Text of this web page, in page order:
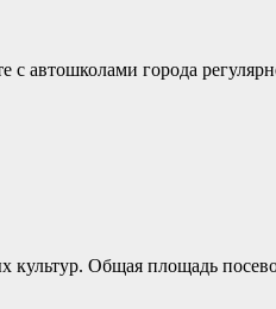
автошколами города
культур. Общая площадь